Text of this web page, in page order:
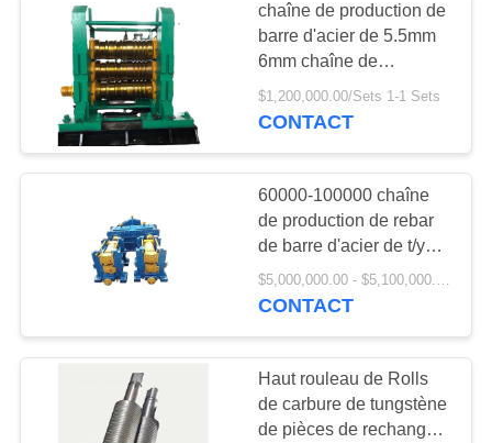
chaîne de production de
barre d'acier de 5.5mm
6mm chaîne de
production de laminoir à
chaud
$1,200,000.00/Sets 1-1 Sets
CONTACT
60000-100000 chaîne
de production de rebar
de barre d'acier de t/y
machine de laminoir
$5,000,000.00 - $5,100,000.00/Sets
CONTACT
Haut rouleau de Rolls
de carbure de tungstène
de pièces de rechange